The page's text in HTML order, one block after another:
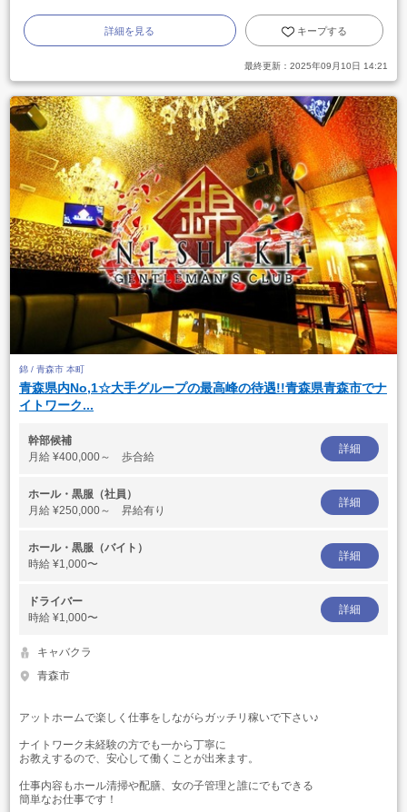
詳細を見る キープする
最終更新： 2025年09月10日 14:21
錦 / 青森市 本町
青森県内No,1☆大手グループの最高峰の待遇!!青森県青森市でナ
イトワーク...
幹部候補
月給 ¥400,000～ 歩合給
詳細
ホール・黒服（社員）
月給 ¥250,000～ 昇給有り
詳細
ホール・黒服（バイト）
時給 ¥1,000〜
詳細
ドライバー
時給 ¥1,000〜
詳細
キャバクラ
青森市
アットホームで楽しく仕事をしながらガッチリ稼いで下さい♪
ナイトワーク未経験の方でも一から丁寧に
お教えするので、安心して働くことが出来ます。
仕事内容もホール清掃や配膳、女の子管理と誰にでもできる
簡単なお仕事です！